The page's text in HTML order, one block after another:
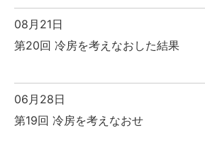
08月21日
第20回 冷房を考えなおした結果
06月28日
第19回 冷房を考えなおせ